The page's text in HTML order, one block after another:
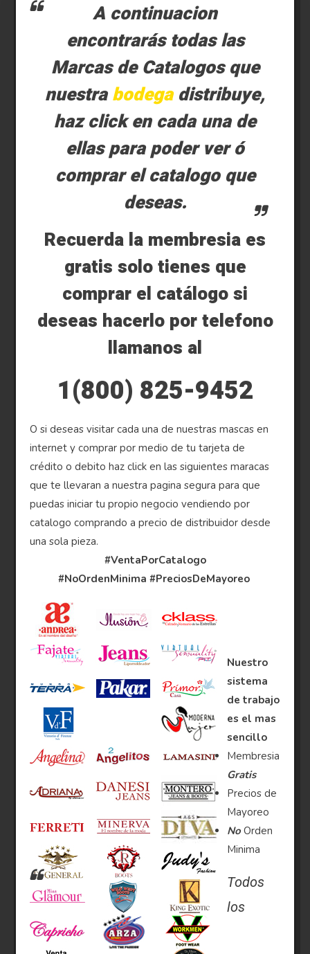
A continuacion
encontrarás todas las
Marcas de Catalogos que
nuestrabodegadistribuye,
haz click en cada una de
ellas para poder ver ó
comprar el catalogo que
deseas.
Recuerda la membresia es
gratis solo tienes que
comprar el catálogo si
deseas hacerlo por telefono
llamanos al
1(800) 825-9452
O si deseas visitar cada una de nuestras mascas en
internet y comprar por medio de tu tarjeta de
crédito o debito haz click en las siguientes maracas
que te llevaran a nuestra pagina segura para que
puedas iniciar tu propio negocio vendiendo por
catalogo comprando a precio de distribuidor desde
una sola pieza.
#VentaPorCatalogo
#NoOrdenMinima #PreciosDeMayoreo
Nuestro
sistema
de trabajo
es el mas
sencillo
Membresia
Gratis
Precios de
Mayoreo
No Orden
Minima
Todos
los